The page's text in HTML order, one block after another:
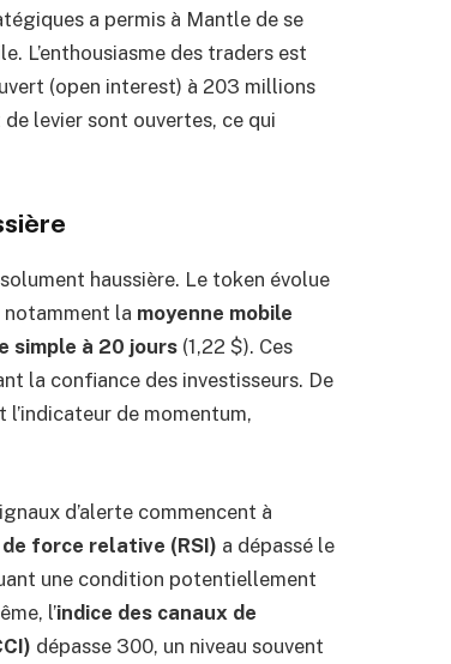
a permis à Mantle de se
L’enthousiasme des traders est
(open interest) à 203 millions
levier sont ouvertes, ce qui
haussière. Le token évolue
notamment la moyenne mobile
simple à 20 jours(1,22 $). Ces
la confiance des investisseurs. De
de momentum,
d’alerte commencent à
force relative (RSI) a dépassé le
une condition potentiellement
l’indice des canaux de
dépasse 300, un niveau souvent